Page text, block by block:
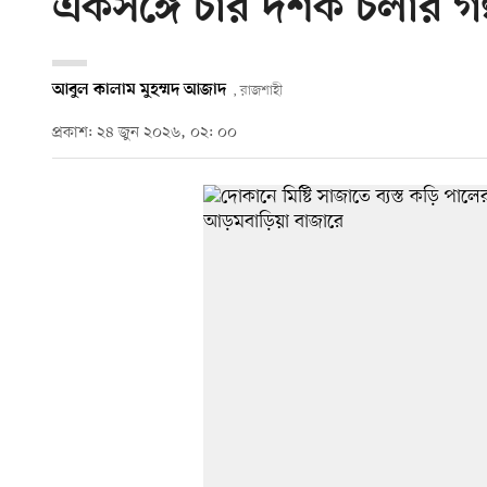
একসঙ্গে চার দশক চলার
আবুল কালাম মুহম্মদ আজাদ , রাজশাহী
প্রকাশ: ২৪ জুন ২০২৬, ০২: ০০